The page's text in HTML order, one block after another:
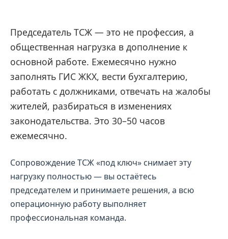
Председатель ТСЖ — это не профессия, а
общественная нагрузка в дополнение к
основной работе. Ежемесячно нужно
заполнять ГИС ЖКХ, вести бухгалтерию,
работать с должниками, отвечать на жалобы
жителей, разбираться в изменениях
законодательства. Это 30–50 часов
ежемесячно.
Сопровождение ТСЖ «под ключ» снимает эту
нагрузку полностью — вы остаётесь
председателем и принимаете решения, а всю
операционную работу выполняет
профессиональная команда.